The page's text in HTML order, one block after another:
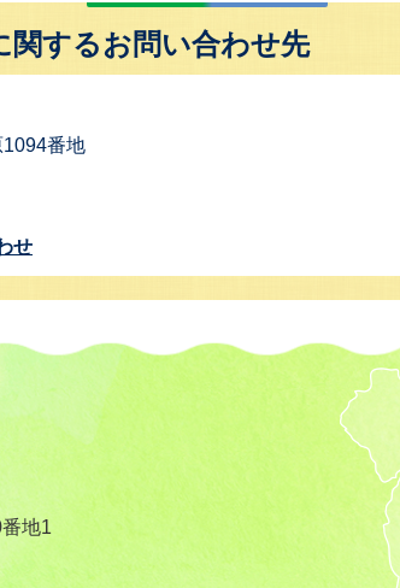
関するお問い合わせ先
番地
せ
地1